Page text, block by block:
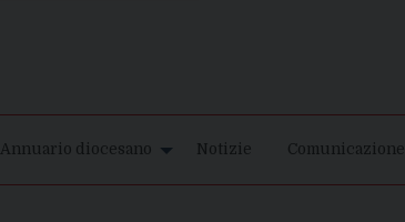
Annuario diocesano Notizie Comunicazione